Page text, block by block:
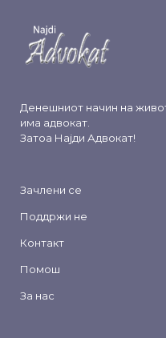
Денешниот начин на
има адвокат.
Затоа Најди Адвокат!
Зачлени се
Поддржи не
Контакт
Помош
За нас